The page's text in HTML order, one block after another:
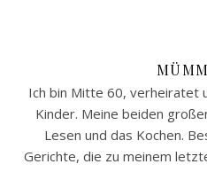
Ich bin Mitte 60, verheiratet
Kinder. Meine beiden
Lesen und das Kochen.
Gerichte, die zu meinem